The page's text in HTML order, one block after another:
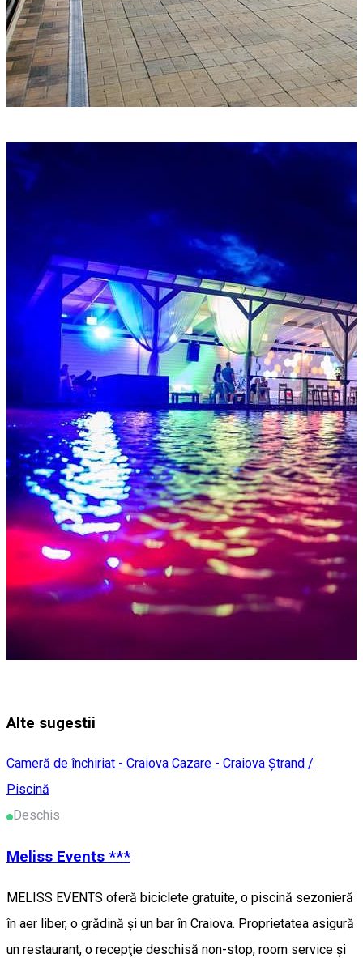
Alte sugestii
Cameră de închiriat - Craiova Cazare - Craiova Ștrand /
Piscină
Deschis
Meliss Events ***
MELISS EVENTS oferă biciclete gratuite, o piscină sezonieră
în aer liber, o grădină şi un bar în Craiova. Proprietatea asigură
un restaurant, o recepţie deschisă non-stop, room service şi